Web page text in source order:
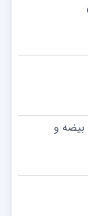
بیماریهای بیضه و